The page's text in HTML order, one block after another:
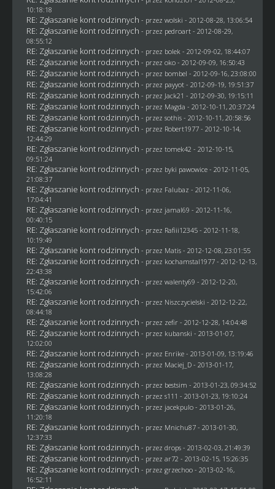
10:18:18
RE: Zgłaszanie kont rodzinnych - przez wolski - 2012-08-28, 13:06:54
RE: Zgłaszanie kont rodzinnych - przez pedroart- 2012-08-29,
08:55:12
RE: Zgłaszanie kont rodzinnych - przez bolek- 2012-09-02, 18:44:07
RE: Zgłaszanie kont rodzinnych - przez oko- 2012-09-09, 16:50:43
RE: Zgłaszanie kont rodzinnych - przez bombel - 2012-09-16, 23:08:00
RE: Zgłaszanie kont rodzinnych - przez payyot- 2012-09-19, 19:51:37
RE: Zgłaszanie kont rodzinnych - przez Jack21 - 2012-09-30, 19:15:11
RE: Zgłaszanie kont rodzinnych - przez Magda - 2012-10-11, 20:37:24
RE: Zgłaszanie kont rodzinnych - przez sothis- 2012-10-11, 20:58:56
RE: Zgłaszanie kont rodzinnych - przez Robert1977- 2012-10-14,
12:44:29
RE: Zgłaszanie kont rodzinnych - przez tomek42 - 2012-10-15,
09:51:24
RE: Zgłaszanie kont rodzinnych - przez byki pawowice- 2012-11-05,
21:08:37
RE: Zgłaszanie kont rodzinnych - przez Falubaz - 2012-11-06,
17:04:41
RE: Zgłaszanie kont rodzinnych - przez jamal69 - 2012-11-16,
00:40:15
RE: Zgłaszanie kont rodzinnych - przez Rafiii12345- 2012-11-18,
10:19:49
RE: Zgłaszanie kont rodzinnych - przez Matis- 2012-12-08, 23:01:55
RE: Zgłaszanie kont rodzinnych - przez kochamstal1977- 2012-12-13,
22:43:38
RE: Zgłaszanie kont rodzinnych - przez walenty69 - 2012-12-20,
15:42:06
RE: Zgłaszanie kont rodzinnych - przez Niszczycielski - 2012-12-22,
08:44:18
RE: Zgłaszanie kont rodzinnych - przez zefir- 2012-12-28, 14:04:48
RE: Zgłaszanie kont rodzinnych - przez kubanski - 2013-01-07,
12:02:00
RE: Zgłaszanie kont rodzinnych - przez Enrike- 2013-01-09, 13:19:46
RE: Zgłaszanie kont rodzinnych - przez Maciej_D- 2013-01-17,
13:08:28
RE: Zgłaszanie kont rodzinnych - przez bestsim - 2013-01-23, 09:34:52
RE: Zgłaszanie kont rodzinnych - przez s111 - 2013-01-23, 19:10:24
RE: Zgłaszanie kont rodzinnych - przez jacekpulo- 2013-01-26,
11:20:18
RE: Zgłaszanie kont rodzinnych - przez Mnichu87- 2013-01-30,
12:37:33
RE: Zgłaszanie kont rodzinnych - przez drops- 2013-02-03, 21:49:39
RE: Zgłaszanie kont rodzinnych - przez ar72 - 2013-02-15, 15:26:35
RE: Zgłaszanie kont rodzinnych - przez grzechoo - 2013-02-16,
16:52:11